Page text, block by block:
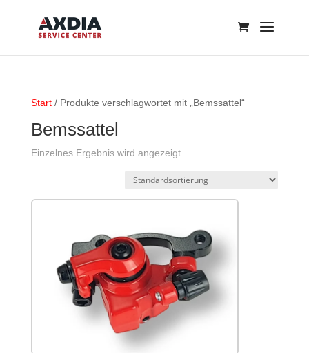
Start/ Produkte verschlagwortet mit „Bemssattel“
Bemssattel
Einzelnes Ergebnis wird angezeigt